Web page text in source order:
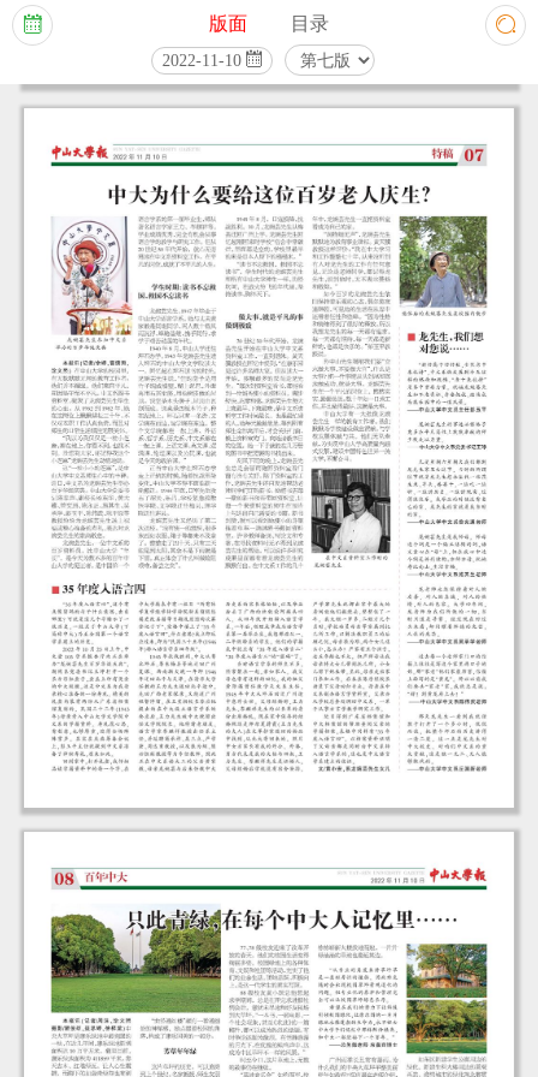
 版面 目录 
2022-11-10 